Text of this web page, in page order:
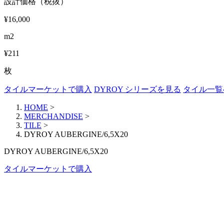
¥16,000
m2
¥211
枚
タイルマーケットで購入 DYROY シリーズを見る タイル一
HOME >
MERCHANDISE >
TILE >
DYROY AUBERGINE/6,5X20
DYROY AUBERGINE/6,5X20
タイルマーケットで購入